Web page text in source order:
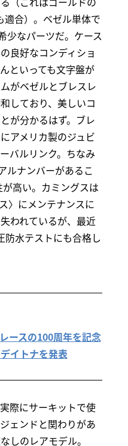
適合）。ベゼル単体で
少なパーツだ。ケース
良好なコンディショ
といっても文字盤が
がベゼルとブレスレ
しており、美しいコ
が分かるはず。ブレ
アメリカ製のジュビ
バルリンク。ちなみ
ルナンバーがあるこ
高い。カミングスは
〉にメンテナンスに
われているが、最近
防水テストにも合格し
ースの100周年を記念
イトナを発表
際にサーキットで使
ェンドと関わりがあ
しのレアモデル。